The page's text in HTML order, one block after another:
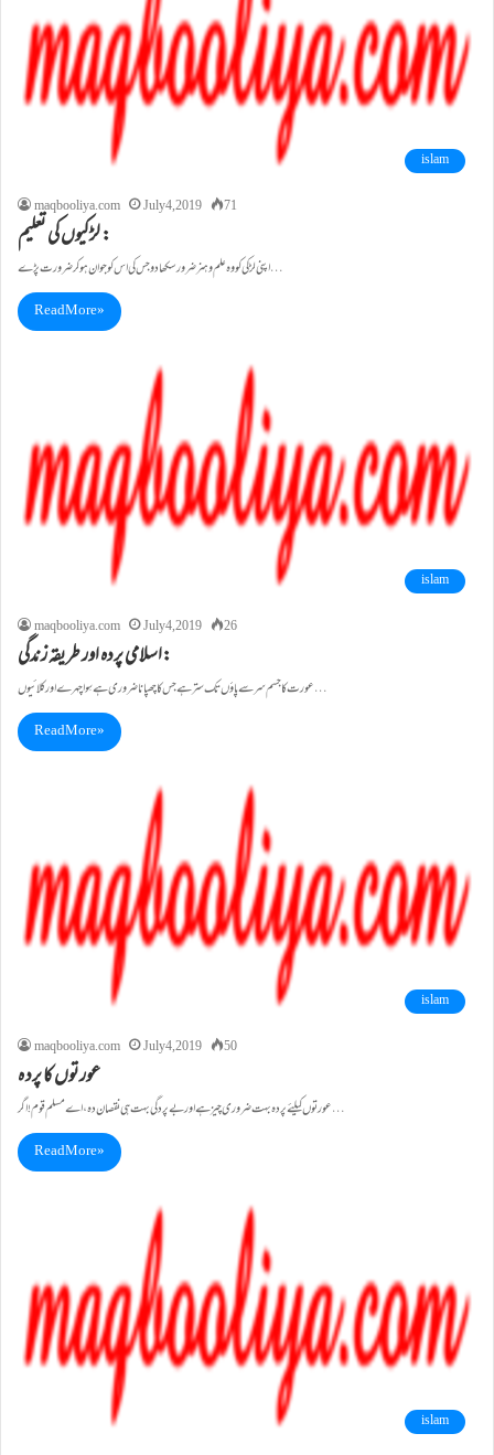
islam
maqbooliya.com
July 4, 2019 71
لڑکیوں کی تعلیم :
اپنی لڑکی کو وہ علم و ہنر ضرور سکھادو جس کی اس کو جوان ہوکر ضرور ت پڑے…
Read More »
islam
maqbooliya.com
July 4, 2019 26
اسلامی پردہ اور طریقہ زندگی:
عورت کا جسم سر سے پاؤں تک ستر ہے جس کا چھپانا ضروری ہے سِوا چہرے اور کلائیوں…
Read More »
islam
maqbooliya.com
July 4, 2019 50
عورتوں کا پرد ہ
عورتوں کیلئے پردہ بہت ضروری چیز ہے اور بے پردگی بہت ہی نقصان دہ، اے مسلم قوم !اگر…
Read More »
islam